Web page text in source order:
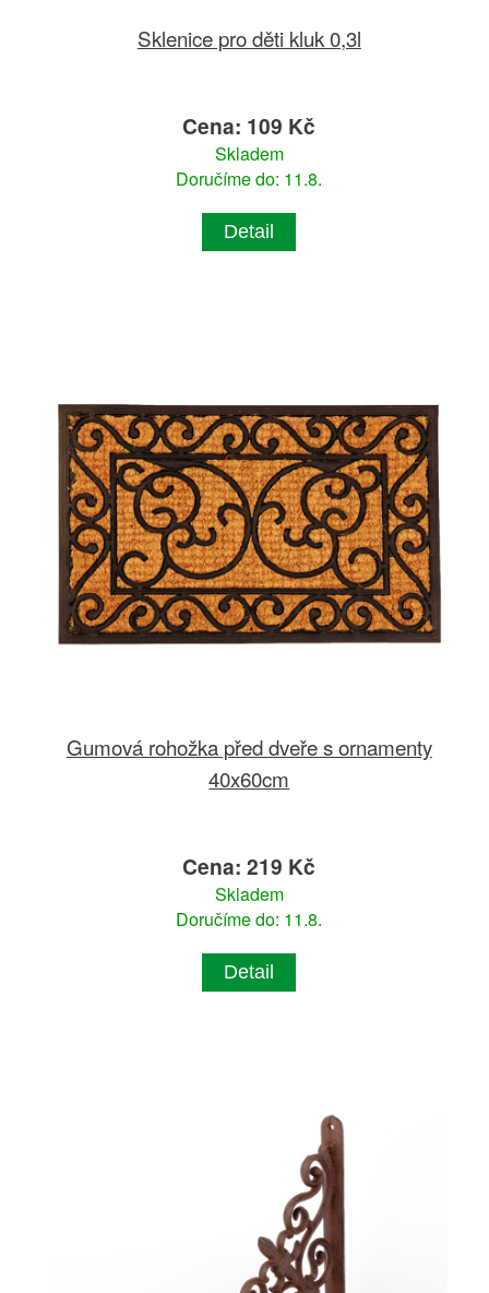
Sklenice pro děti kluk 0,3l
Cena: 109 Kč
Skladem
Doručíme do: 11.8.
Detail
Gumová rohožka před dveře s ornamenty
40x60cm
Cena: 219 Kč
Skladem
Doručíme do: 11.8.
Detail